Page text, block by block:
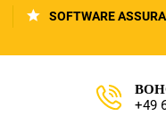
SOFTWARE
+49